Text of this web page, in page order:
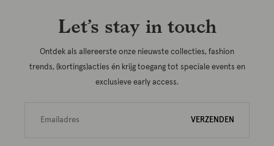
Let’s stay in touch
Ontdek als allereerste onze nieuwste collecties, fashion
trends, (kortings)acties én krijg toegang tot speciale events en
exclusieve early access.
VERZENDEN